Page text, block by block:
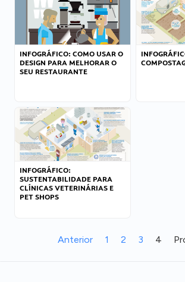
INFOGRÁFICO: COMO USAR O
DESIGN PARA MELHORAR O
SEU RESTAURANTE
INFOGRÁFICO:
SUSTENTABILIDADE PARA
CLÍNICAS VETERINÁRIAS E
PET SHOPS
Anterior 1 2 3 4